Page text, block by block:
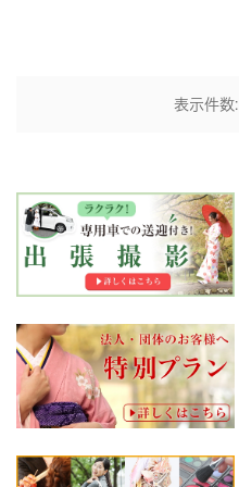
表示件数: